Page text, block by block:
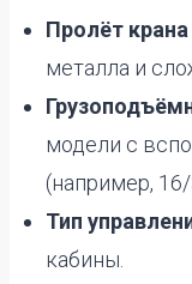
Пролёт крана
металла и
модели с
(например, 16/
Тип
кабины.